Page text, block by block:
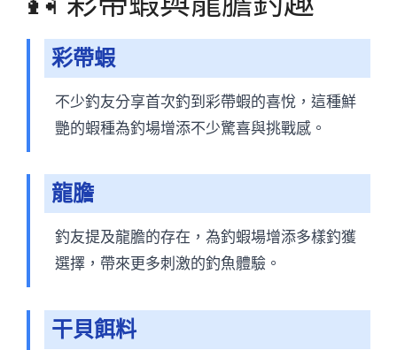
彩帶蝦
不少釣友分享首次釣到彩帶蝦的喜悅，這種鮮
艷的蝦種為釣場增添不少驚喜與挑戰感。
龍膽
釣友提及龍膽的存在，為釣蝦場增添多樣釣獲
選擇，帶來更多刺激的釣魚體驗。
干貝餌料